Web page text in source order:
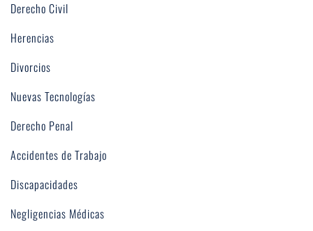
Derecho Civil
Herencias
Divorcios
Nuevas Tecnologías
Derecho Penal
Accidentes de Trabajo
Discapacidades
Negligencias Médicas